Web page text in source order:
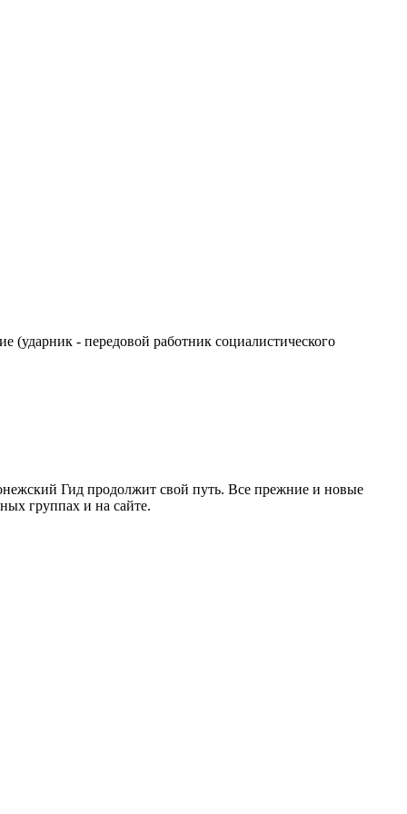
(ударник - передовой работник социалистического
Гид продолжит свой путь. Все прежние и новые
группах и на сайте.